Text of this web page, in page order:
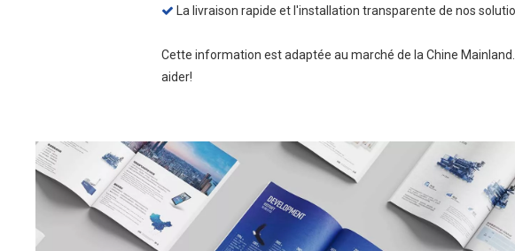
 La livraison rapide et l'installation transparente de nos
Cette information est adaptée au marché de la Chine
aider!